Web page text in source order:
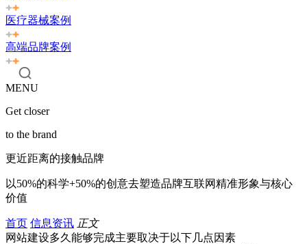
医疗器械案例
高端品牌案例
MENU
Get closer
to the brand
更近距离的接触品牌
以50%的科学+50%的创意去塑造品牌互联网精准形象与核心
价值
首页 信息资讯 正文
网站建设多久能够完成主要取决于以下几点因素